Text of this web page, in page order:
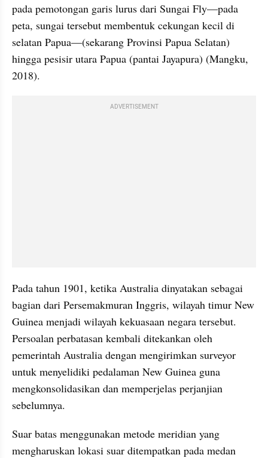
pada pemotongan garis lurus dari Sungai Fly—pada
peta, sungai tersebut membentuk cekungan kecil di
selatan Papua—(sekarang Provinsi Papua Selatan)
hingga pesisir utara Papua (pantai Jayapura) (Mangku,
2018).
ADVERTISEMENT
Pada tahun 1901, ketika Australia dinyatakan sebagai
bagian dari Persemakmuran Inggris, wilayah timur New
Guinea menjadi wilayah kekuasaan negara tersebut.
Persoalan perbatasan kembali ditekankan oleh
pemerintah Australia dengan mengirimkan surveyor
untuk menyelidiki pedalaman New Guinea guna
mengkonsolidasikan dan memperjelas perjanjian
sebelumnya.
Suar batas menggunakan metode meridian yang
mengharuskan lokasi suar ditempatkan pada medan